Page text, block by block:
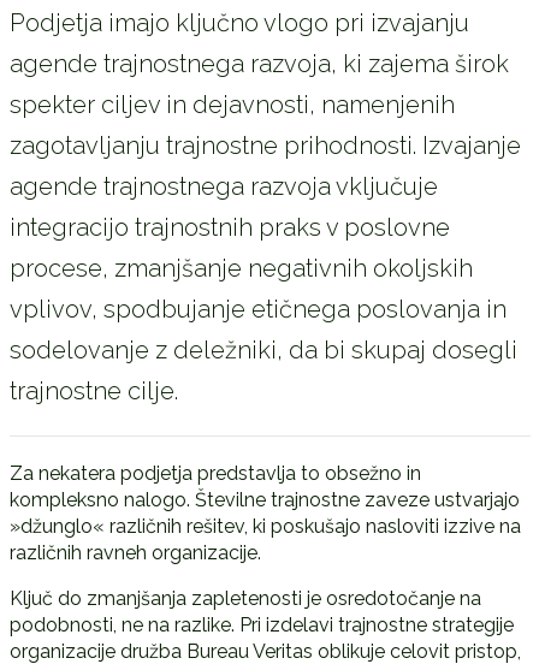
Podjetja imajo ključno vlogo pri izvajanju
agende trajnostnega razvoja, ki zajema širok
spekter ciljev in dejavnosti, namenjenih
zagotavljanju trajnostne prihodnosti. Izvajanje
agende trajnostnega razvoja vključuje
integracijo trajnostnih praks v poslovne
procese, zmanjšanje negativnih okoljskih
vplivov, spodbujanje etičnega poslovanja in
sodelovanje z deležniki, da bi skupaj dosegli
trajnostne cilje.
Za nekatera podjetja predstavlja to obsežno in
kompleksno nalogo. Številne trajnostne zaveze ustvarjajo
»džunglo« različnih rešitev, ki poskušajo nasloviti izzive na
različnih ravneh organizacije.
Ključ do zmanjšanja zapletenosti je osredotočanje na
podobnosti, ne na razlike. Pri izdelavi trajnostne strategije
organizacije družba Bureau Veritas oblikuje celovit pristop,